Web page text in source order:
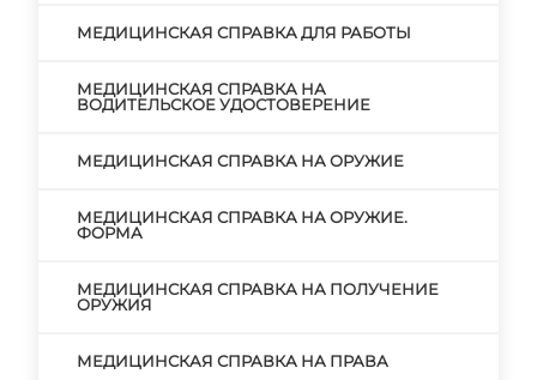
МЕДИЦИНСКАЯ СПРАВКА ДЛЯ РАБОТЫ
МЕДИЦИНСКАЯ СПРАВКА НА
ВОДИТЕЛЬСКОЕ УДОСТОВЕРЕНИЕ
МЕДИЦИНСКАЯ СПРАВКА НА ОРУЖИЕ
МЕДИЦИНСКАЯ СПРАВКА НА ОРУЖИЕ.
ФОРМА
МЕДИЦИНСКАЯ СПРАВКА НА ПОЛУЧЕНИЕ
ОРУЖИЯ
МЕДИЦИНСКАЯ СПРАВКА НА ПРАВА